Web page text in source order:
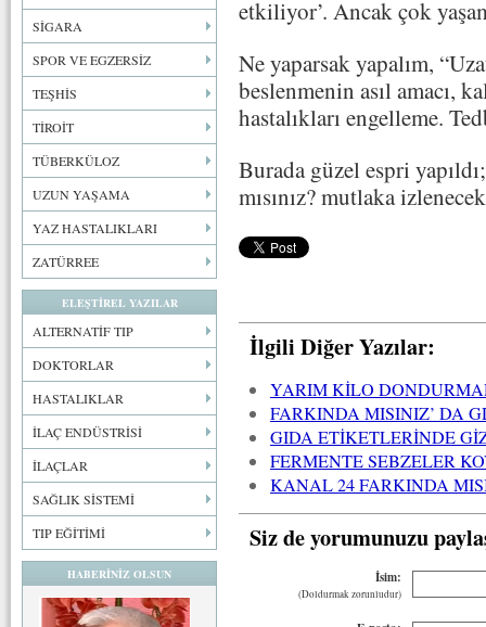
SİGARA
SPOR VE EGZERSİZ
TEŞHİS
TİROİT
TÜBERKÜLOZ
UZUN YAŞAMA
YAZ HASTALIKLARI
ZATÜRREE
ELEŞTİREL YAZILAR
ALTERNATİF TIP
DOKTORLAR
HASTALIKLAR
İLAÇ ENDÜSTRİSİ
İLAÇLAR
SAĞLIK SİSTEMİ
TIP EĞİTİMİ
HABERİNİZ OLSUN
etkiliyor’. Ancak çok
Ne yaparsak yapalım,
beslenmenin asıl amacı,
hastalıkları engelleme.
Burada güzel espri
mısınız? mutlaka
İlgili Diğer Yazılar:
YARIM KİLO
FARKINDA MISINIZ’ DA
GIDA ETİKETLERİNDE
FERMENTE SEBZELER
KANAL 24 FARKINDA
Siz de yorumunuzu
İsim:
(Doldurmak zorunludur)